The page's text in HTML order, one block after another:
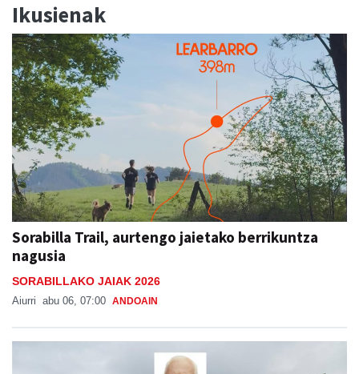
Ikusienak
Sorabilla Trail, aurtengo jaietako berrikuntza
nagusia
SORABILLAKO JAIAK 2026
Aiurri abu 06, 07:00 ANDOAIN